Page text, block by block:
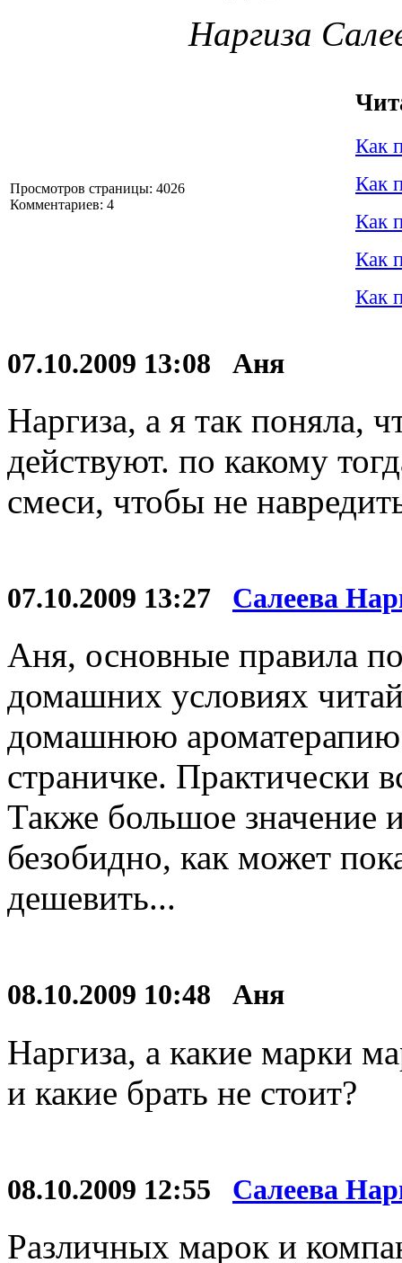
Наргиза
Просмотров страницы: 4026
Комментариев: 4
Как
Как
Как
Как
Как
07.10.2009 13:08 Аня
Наргиза, а я так поняла,
действуют. по какому
смеси, чтобы не
07.10.2009 13:27 Салеева
Аня, основные правила
домашних условиях
домашнюю ароматерапию
страничке. Практически
Также большое значение
безобидно, как может
дешевить...
08.10.2009 10:48 Аня
Наргиза, а какие марки
и какие брать не стоит?
08.10.2009 12:55 Салеева
Различных марок и